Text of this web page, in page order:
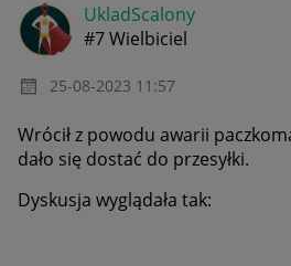
UkladScalony
#7 Wielbiciel
‎25-08-2023 11:57
Wrócił z powodu awarii
dało się dostać do przesyłki.
Dyskusja wyglądała tak: